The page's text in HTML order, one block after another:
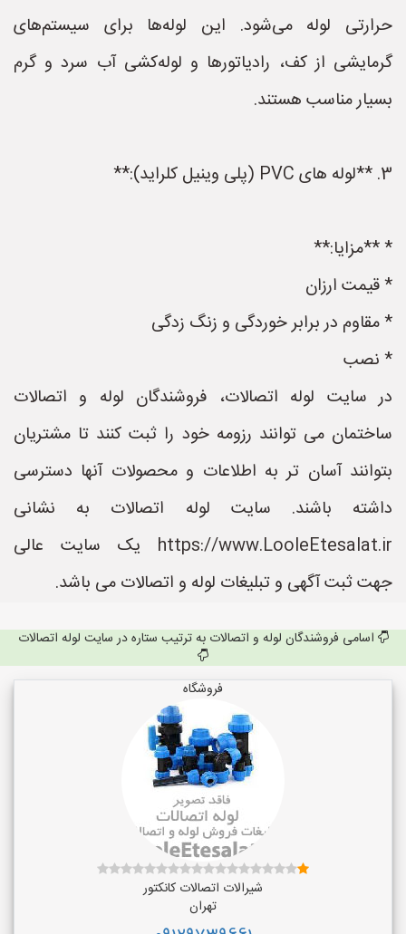
حرارتی لوله می‌شود. این لوله‌ها برای سیستم‌های
گرمایشی از کف، رادیاتورها و لوله‌کشی آب سرد و گرم
بسیار مناسب هستند.
3. **لوله های PVC (پلی وینیل کلراید):**
* **مزایا:**
* قیمت ارزان
* مقاوم در برابر خوردگی و زنگ زدگی
* نصب
در سایت لوله اتصالات، فروشندگان لوله و اتصالات
ساختمان می توانند رزومه خود را ثبت کنند تا مشتریان
بتوانند آسان تر به اطلاعات و محصولات آنها دسترسی
داشته باشند. سایت لوله اتصالات به نشانی
https://www.LooleEtesalat.ir یک سایت عالی
جهت ثبت آگهی و تبلیغات لوله و اتصالات می باشد.
اسامی فروشندگان لوله و اتصالات به ترتیب ستاره در سایت لوله اتصالات
فروشگاه
شیرالات اتصالات کانکتور
تهران